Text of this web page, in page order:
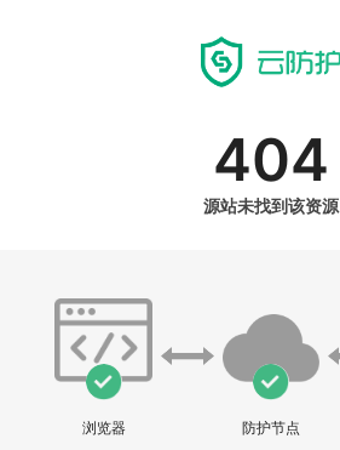
404
源站未找到该资源
浏览器
防护节点